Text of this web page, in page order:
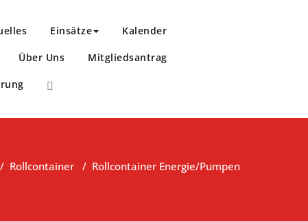
Einsätze Kalender
Über Uns Mitgliedsantrag
Rollcontainer / Rollcontainer Energie/Pumpen